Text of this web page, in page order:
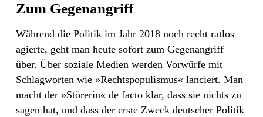
Zum Gegenangriff
Während die Politik im Jahr 2018 noch recht ratlos
agierte, geht man heute sofort zum Gegenangriff
über. Über soziale Medien werden Vorwürfe mit
Schlagworten wie »Rechtspopulismus« lanciert. Man
macht der »Störerin« de facto klar, dass sie nichts zu
sagen hat, und dass der erste Zweck deutscher Politik